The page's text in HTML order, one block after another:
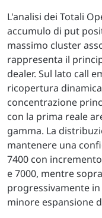
L'analisi dei Totali
accumulo di put
massimo cluster
rappresenta il
dealer. Sul lato call
ricopertura
concentrazione
con la prima reale
gamma. La
mantenere una
7400 con
e 7000, mentre
progressivamente
minore espansione